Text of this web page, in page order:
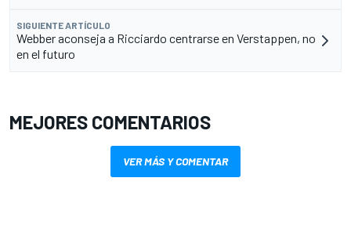
SIGUIENTE ARTÍCULO
Webber aconseja a Ricciardo centrarse en Verstappen, no
en el futuro
MEJORES COMENTARIOS
VER MÁS Y COMENTAR